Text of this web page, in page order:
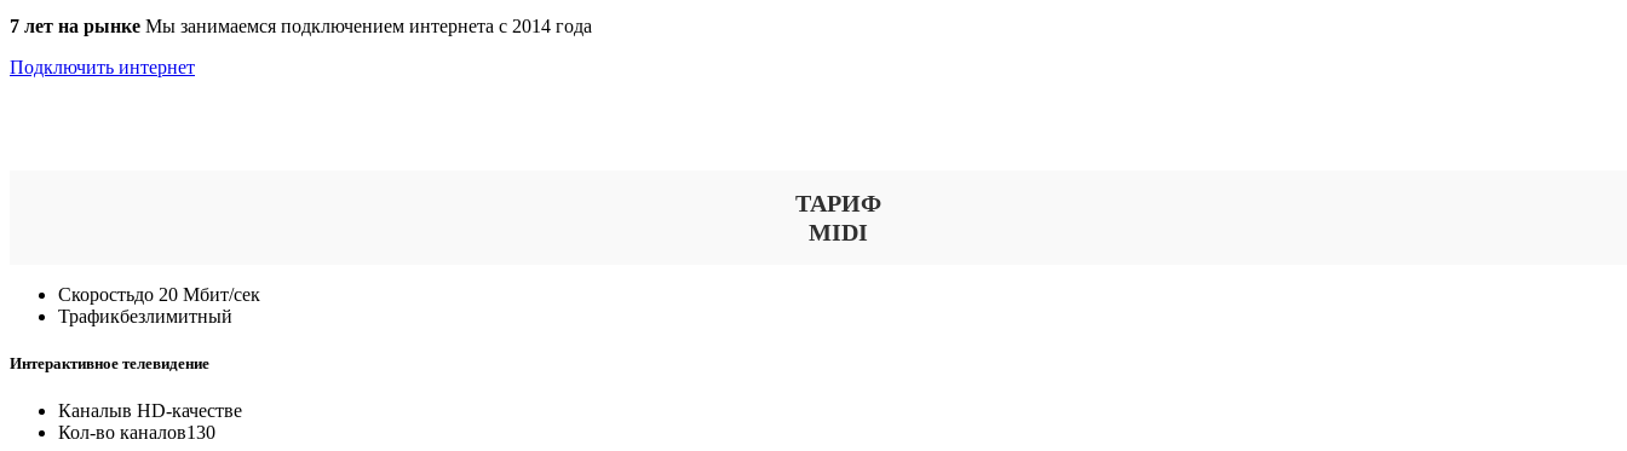
7 лет на рынке Мы занимаемся подключением интернета с 2014 года
Подключить интернет
ТАРИФ
MIDI
Скоростьдо 20 Мбит/сек
Трафикбезлимитный
Интерактивное телевидение
Каналыв HD-качестве
Кол-во каналов130